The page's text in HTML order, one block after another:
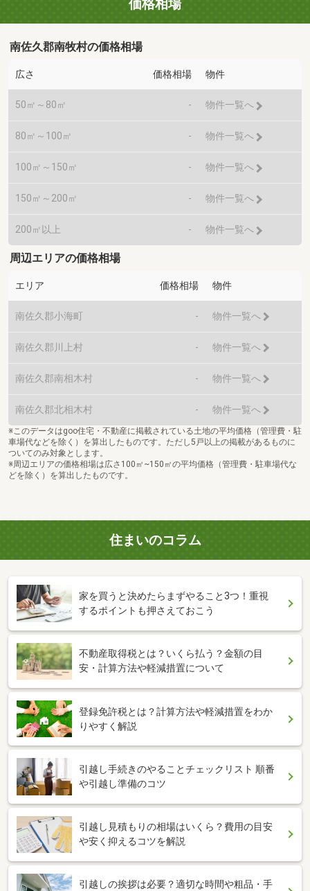
価格相場
南佐久郡南牧村の価格相場
広さ 価格相場 物件
50㎡～80㎡ - 物件一覧へ
80㎡～100㎡ - 物件一覧へ
100㎡～150㎡ - 物件一覧へ
150㎡～200㎡ - 物件一覧へ
200㎡以上 - 物件一覧へ
周辺エリアの価格相場
エリア 価格相場 物件
南佐久郡小海町 - 物件一覧へ
南佐久郡川上村 - 物件一覧へ
南佐久郡南相木村 - 物件一覧へ
南佐久郡北相木村 - 物件一覧へ
※このデータはgoo住宅・不動産に掲載されている土地の平均価格（管理費・駐
車場代などを除く）を算出したものです。ただし5戸以上の掲載があるものに
ついてのみ対象とします。
※周辺エリアの価格相場は広さ100㎡~150㎡の平均価格（管理費・駐車場代な
どを除く）を算出したものです。
住まいのコラム
家を買うと決めたらまずやること3つ！重視
するポイントも押さえておこう
不動産取得税とは？いくら払う？金額の目
安・計算方法や軽減措置について
登録免許税とは？計算方法や軽減措置をわか
りやすく解説
引越し手続きのやることチェックリスト 順番
や引越し準備のコツ
引越し見積もりの相場はいくら？費用の目安
や安く抑えるコツを解説
引越しの挨拶は必要？適切な時間や粗品・手